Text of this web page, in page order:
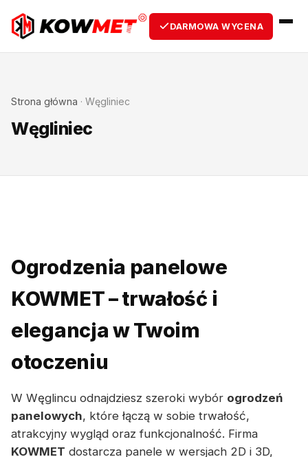
DARMOWA WYCENA
Strona główna · Węgliniec
Węgliniec
Ogrodzenia panelowe
KOWMET – trwałość i
elegancja w Twoim
otoczeniu
W Węglincu odnajdziesz szeroki wybór ogrodzeń
panelowych, które łączą w sobie trwałość,
atrakcyjny wygląd oraz funkcjonalność. Firma
KOWMET dostarcza panele w wersjach 2D i 3D,